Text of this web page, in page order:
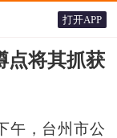
打开APP
点将其抓获
午，台州市公